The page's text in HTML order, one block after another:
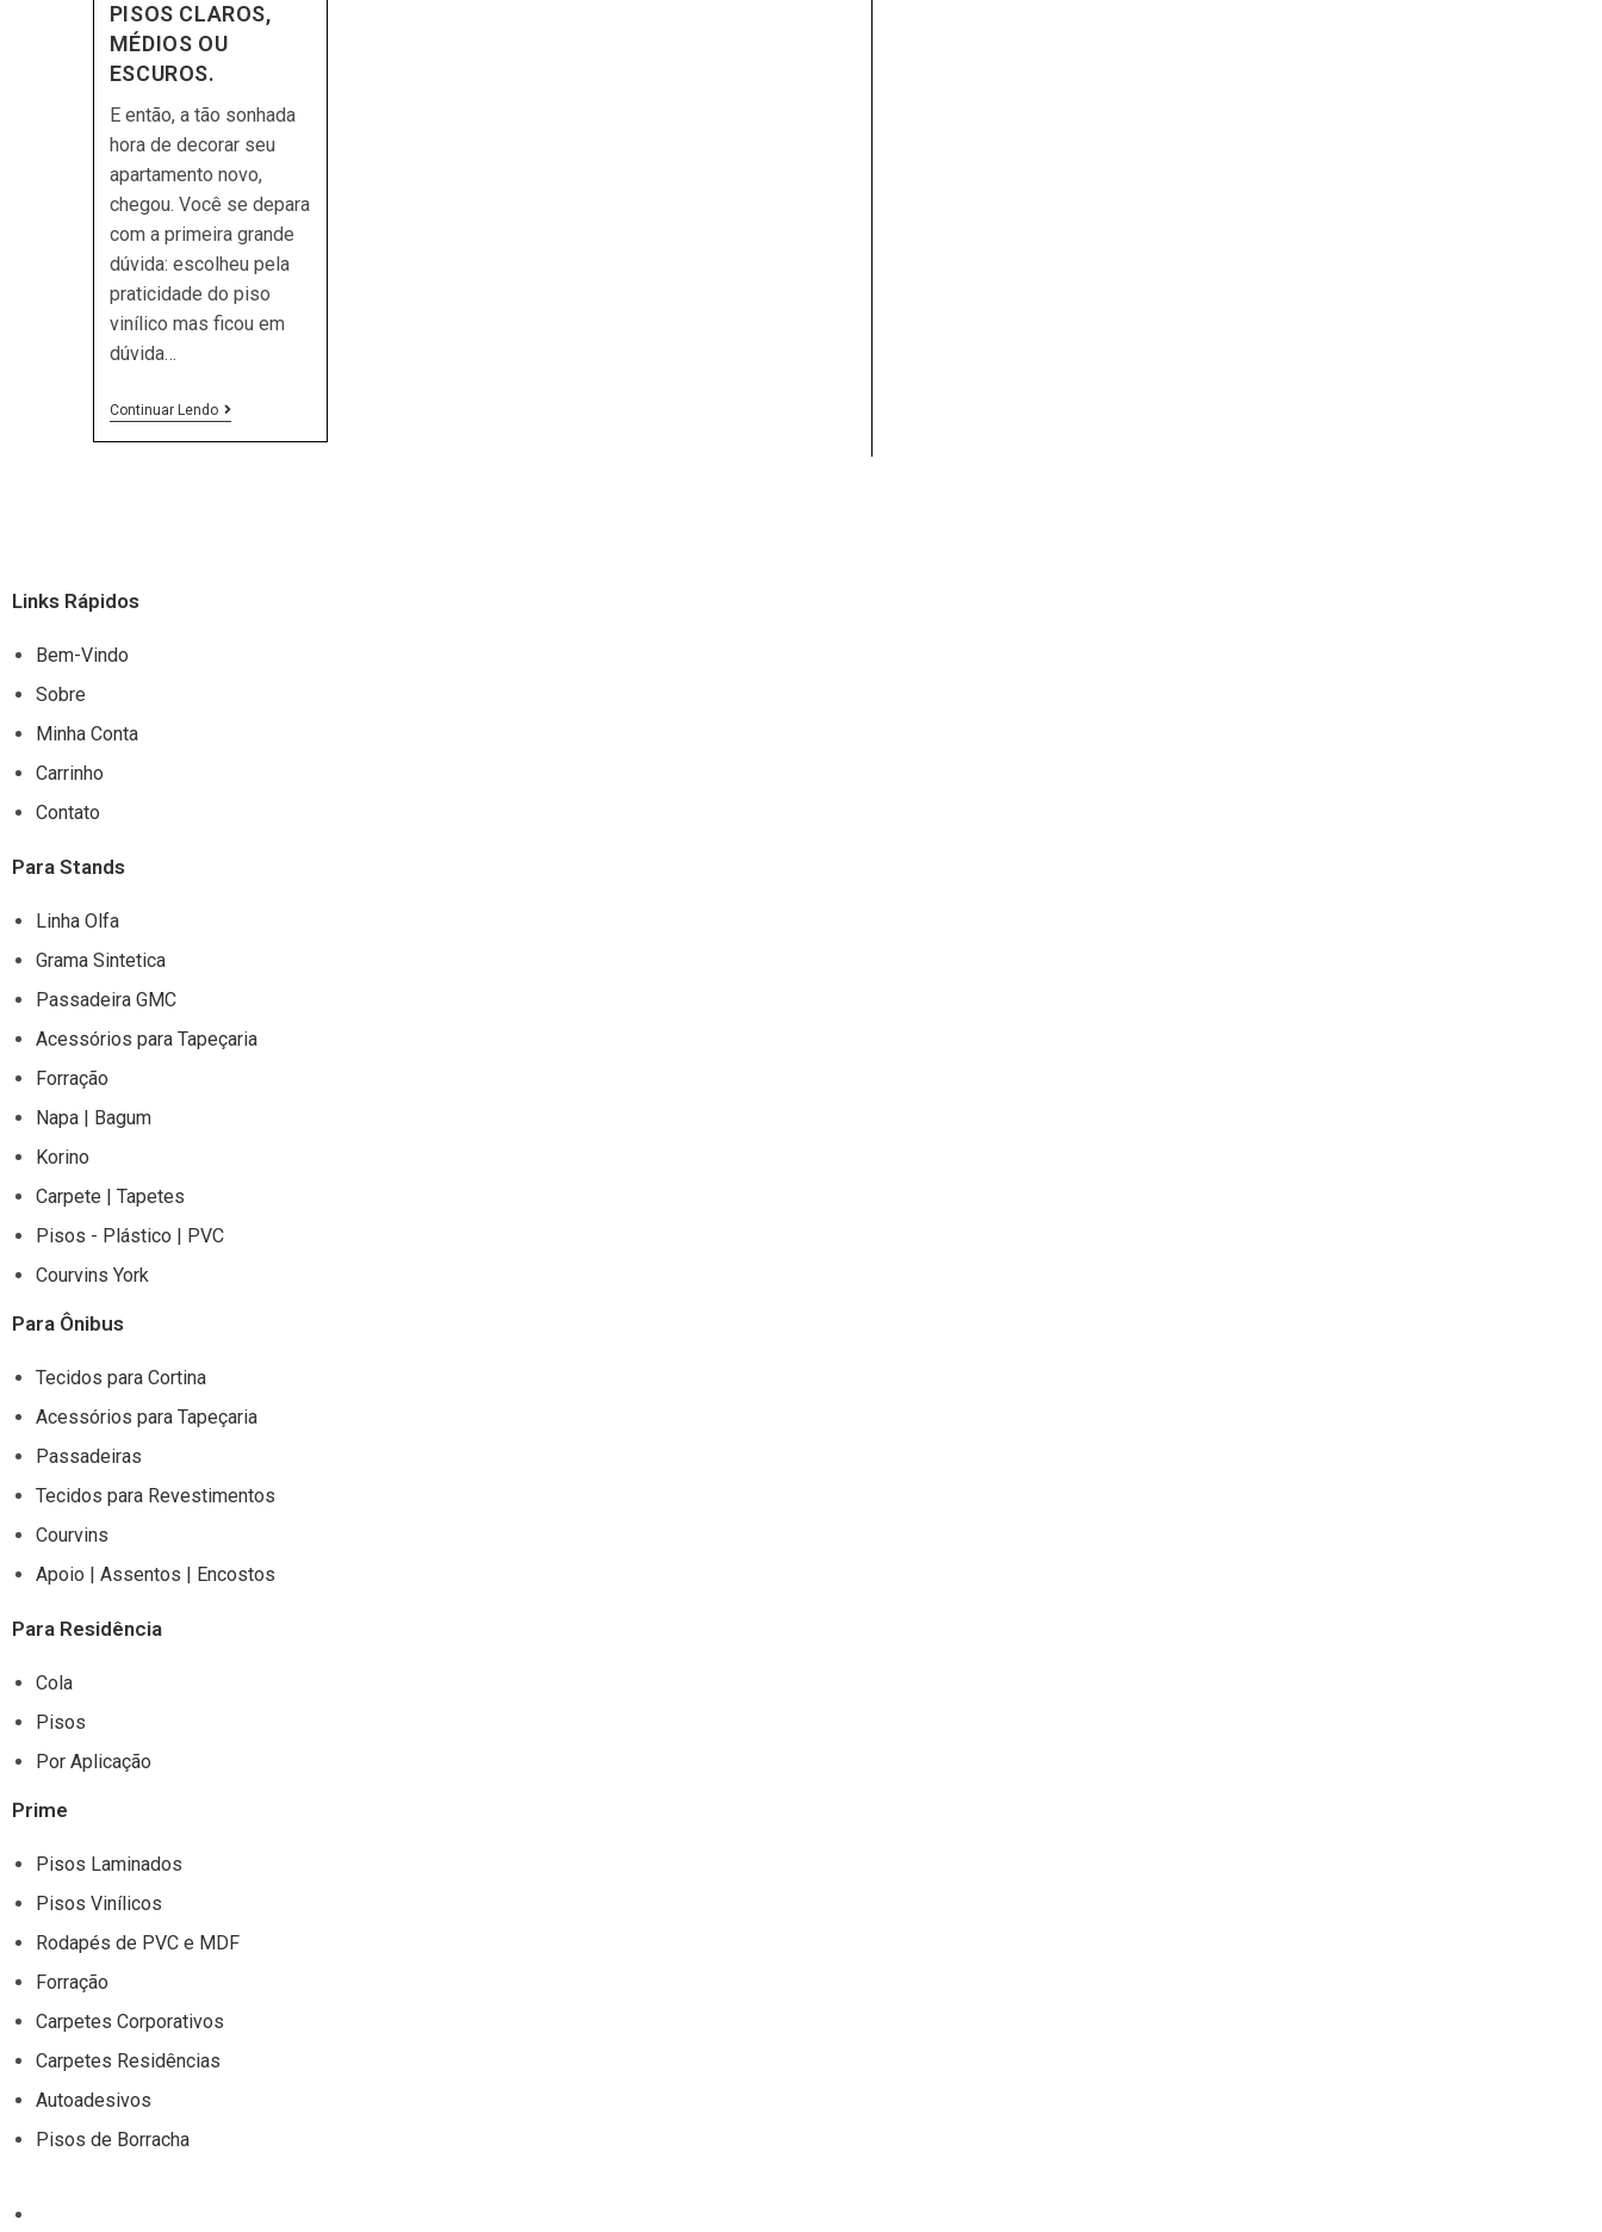
PISOS CLAROS,
MÉDIOS OU
ESCUROS.
E então, a tão sonhada
hora de decorar seu
apartamento novo,
chegou. Você se depara
com a primeira grande
dúvida: escolheu pela
praticidade do piso
vinílico mas ficou em
dúvida…
Continuar LendoCHEGOU
HORA
Links Rápidos
Bem-Vindo
Sobre
Minha Conta
Carrinho
Contato
Para Stands
Linha Olfa
Grama Sintetica
Passadeira GMC
Acessórios para Tapeçaria
Forração
Napa | Bagum
Korino
Carpete | Tapetes
Pisos - Plástico | PVC
Courvins York
Para Ônibus
Tecidos para Cortina
Acessórios para Tapeçaria
Passadeiras
Tecidos para Revestimentos
Courvins
Apoio | Assentos | Encostos
Para Residência
Cola
Pisos
Por Aplicação
Prime
Pisos Laminados
Pisos Vinílicos
Rodapés de PVC e MDF
Forração
Carpetes Corporativos
Carpetes Residências
Autoadesivos
Pisos de Borracha